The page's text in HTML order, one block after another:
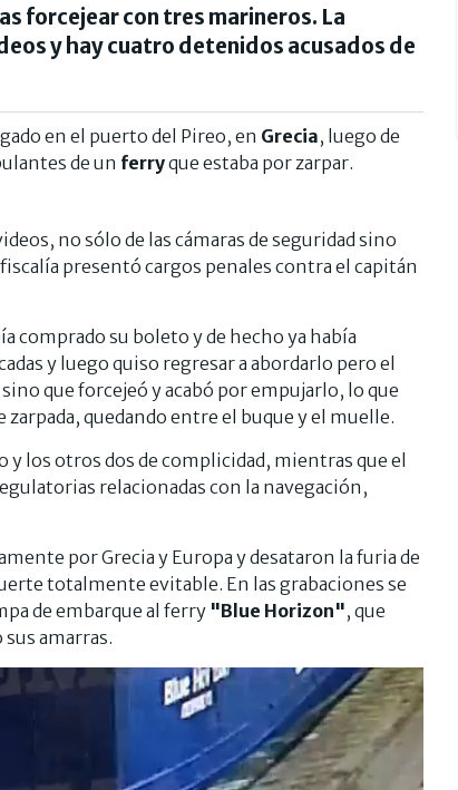
forcejear con tres marineros. La
y hay cuatro detenidos acusados de
en el puerto del Pireo, en Grecia, luego de
de un ferryque estaba por zarpar.
no sólo de las cámaras de seguridad sino
presentó cargos penales contra el capitán
comprado su boleto y de hecho ya había
y luego quiso regresar a abordarlo pero el
que forcejeó y acabó por empujarlo, lo que
quedando entre el buque y el muelle.
los otros dos de complicidad, mientras que el
relacionadas con la navegación,
por Grecia y Europa y desataron la furia de
totalmente evitable. En las grabaciones se
de embarque al ferry "Blue Horizon", que
amarras.